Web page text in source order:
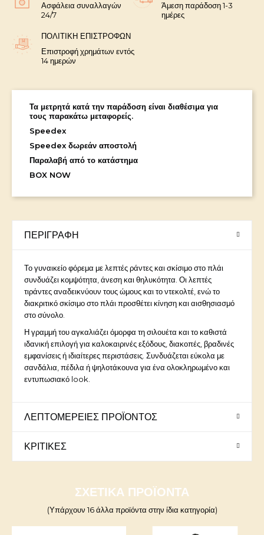
Ασφάλεια συναλλαγών
24/7
Άμεση παράδοση 1-3
ημέρες
ΠΟΛΙΤΙΚΉ ΕΠΙΣΤΡΟΦΏΝ
Επιστροφή χρημάτων εντός
14 ημερών
Τα μετρητά κατά την παράδοση είναι διαθέσιμα για
τους παρακάτω μεταφορείς.
Speedex
Speedex δωρεάν αποστολή
Παραλαβή από το κατάστημα
BOX NOW
ΠΕΡΙΓΡΑΦΉ
Το γυναικείο φόρεμα με λεπτές ράντες και σκίσιμο στο πλάι
συνδυάζει κομψότητα, άνεση και θηλυκότητα. Οι λεπτές
τιράντες αναδεικνύουν τους ώμους και το ντεκολτέ, ενώ το
διακριτικό σκίσιμο στο πλάι προσθέτει κίνηση και αισθησιασμό
στο σύνολο.
Η γραμμή του αγκαλιάζει όμορφα τη σιλουέτα και το καθιστά
ιδανική επιλογή για καλοκαιρινές εξόδους, διακοπές, βραδινές
εμφανίσεις ή ιδιαίτερες περιστάσεις. Συνδυάζεται εύκολα με
σανδάλια, πέδιλα ή ψηλοτάκουνα για ένα ολοκληρωμένο και
εντυπωσιακό look.
ΛΕΠΤΟΜΈΡΕΙΕΣ ΠΡΟΪΌΝΤΟΣ
ΚΡΙΤΙΚΈΣ
ΣΧΕΤΙΚΆ ΠΡΟΪΌΝΤΑ
(Υπάρχουν 16 άλλα προϊόντα στην ίδια κατηγορία)